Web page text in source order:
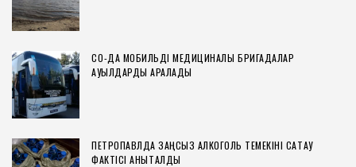
СҚО-ДА МОБИЛЬДІ МЕДИЦИНАЛЫҚ БРИГАДАЛАР
АУЫЛДАРДЫ АРАЛАДЫ
ПЕТРОПАВЛДА ЗАҢСЫЗ АЛКОГОЛЬ ТЕМЕКІНІ САҚТАУ
ФАКТІСІ АНЫҚТАЛДЫ